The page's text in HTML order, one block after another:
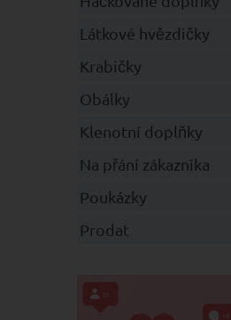
Látkové hvězdičky
Krabičky
Obálky
Klenotní doplňky
Na přání zákazníka
Poukázky
Prodat